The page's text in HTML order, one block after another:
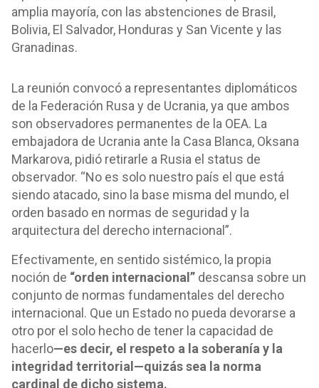
amplia mayoría, con las abstenciones de Brasil,
Bolivia, El Salvador, Honduras y San Vicente y las
Granadinas.
La reunión convocó a representantes diplomáticos
de la Federación Rusa y de Ucrania, ya que ambos
son observadores permanentes de la OEA. La
embajadora de Ucrania ante la Casa Blanca, Oksana
Markarova, pidió retirarle a Rusia el status de
observador. “No es solo nuestro país el que está
siendo atacado, sino la base misma del mundo, el
orden basado en normas de seguridad y la
arquitectura del derecho internacional”.
Efectivamente, en sentido sistémico, la propia
noción de “orden internacional” descansa sobre un
conjunto de normas fundamentales del derecho
internacional. Que un Estado no pueda devorarse a
otro por el solo hecho de tener la capacidad de
hacerlo—es decir, el respeto a la soberanía y la
integridad territorial—quizás sea la norma
cardinal de dicho sistema.